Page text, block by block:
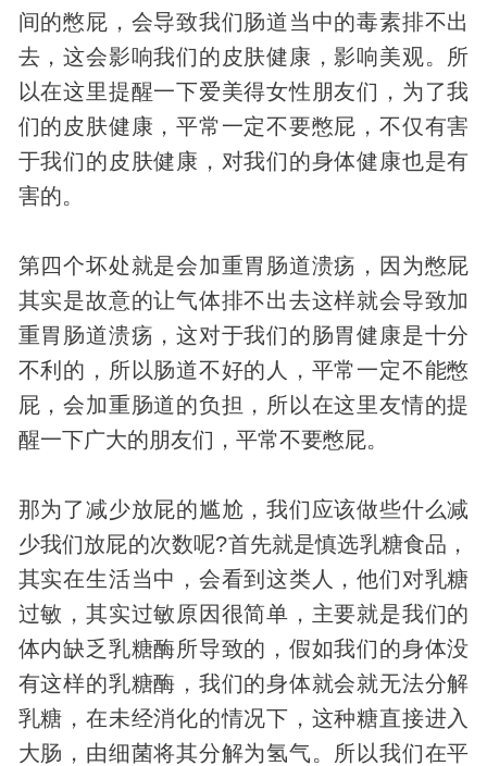
间的憋屁，会导致我们肠道当中的毒素排不出
去，这会影响我们的皮肤健康，影响美观。所
以在这里提醒一下爱美得女性朋友们，为了我
们的皮肤健康，平常一定不要憋屁，不仅有害
于我们的皮肤健康，对我们的身体健康也是有
害的。
第四个坏处就是会加重胃肠道溃疡，因为憋屁
其实是故意的让气体排不出去这样就会导致加
重胃肠道溃疡，这对于我们的肠胃健康是十分
不利的，所以肠道不好的人，平常一定不能憋
屁，会加重肠道的负担，所以在这里友情的提
醒一下广大的朋友们，平常不要憋屁。
那为了减少放屁的尴尬，我们应该做些什么减
少我们放屁的次数呢?首先就是慎选乳糖食品，
其实在生活当中，会看到这类人，他们对乳糖
过敏，其实过敏原因很简单，主要就是我们的
体内缺乏乳糖酶所导致的，假如我们的身体没
有这样的乳糖酶，我们的身体就会就无法分解
乳糖，在未经消化的情况下，这种糖直接进入
大肠，由细菌将其分解为氢气。所以我们在平